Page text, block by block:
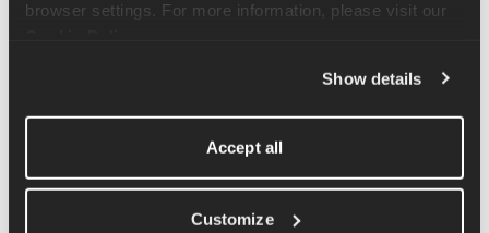
Show details
Accept all
Customize
Waarom doet foam rolling pijn?
overbelaste spieren, doen ze vaak pijn, vooral als je een
triggerpoint of een bijzonder gevoelige plek raakt. Dit ongemak
is een teken dat je aan een gebied werkt dat aandacht nodig
spanning.